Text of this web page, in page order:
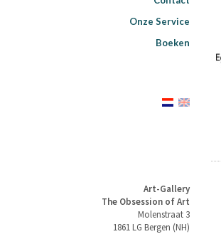
Onze Service
Boeken
Art-Gallery
The Obsession of Art
Molenstraat 3
1861 LG Bergen (NH)